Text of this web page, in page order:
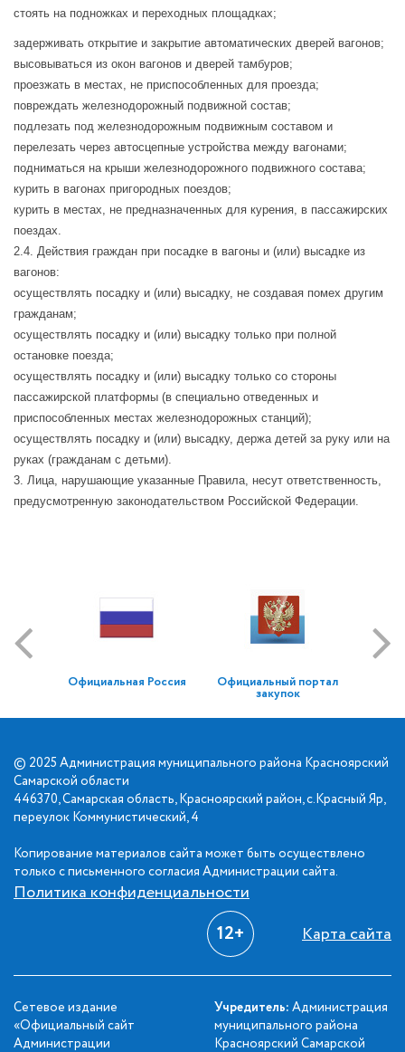
стоять на подножках и переходных площадках;
задерживать открытие и закрытие автоматических дверей вагонов;
высовываться из окон вагонов и дверей тамбуров;
проезжать в местах, не приспособленных для проезда;
повреждать железнодорожный подвижной состав;
подлезать под железнодорожным подвижным составом и
перелезать через автосцепные устройства между вагонами;
подниматься на крыши железнодорожного подвижного состава;
курить в вагонах пригородных поездов;
курить в местах, не предназначенных для курения, в пассажирских
поездах.
2.4. Действия граждан при посадке в вагоны и (или) высадке из
вагонов:
осуществлять посадку и (или) высадку, не создавая помех другим
гражданам;
осуществлять посадку и (или) высадку только при полной
остановке поезда;
осуществлять посадку и (или) высадку только со стороны
пассажирской платформы (в специально отведенных и
приспособленных местах железнодорожных станций);
осуществлять посадку и (или) высадку, держа детей за руку или на
руках (гражданам с детьми).
3. Лица, нарушающие указанные Правила, несут ответственность,
предусмотренную законодательством Российской Федерации.
Официальная Россия Официальный портал
закупок
© 2025 Администрация муниципального района Красноярский
Самарской области
446370, Самарская область, Красноярский район, с.Красный Яр,
переулок Коммунистический, 4
Копирование материалов сайта может быть осуществлено
только с письменного согласия Администрации сайта.
Политика конфиденциальности
12+ Карта сайта
Сетевое издание
«Официальный сайт
Администрации
Учредитель: Администрация
муниципального района
Красноярский Самарской